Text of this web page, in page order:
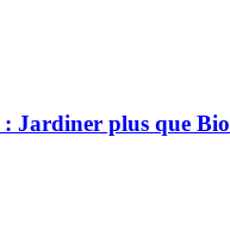
: Jardiner plus que Bio